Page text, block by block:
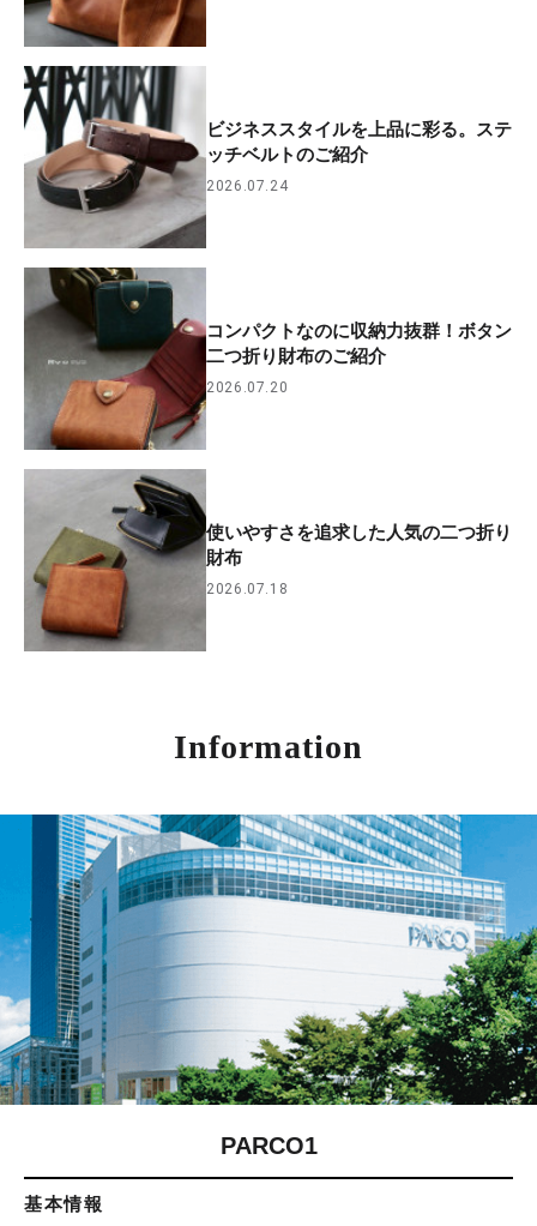
ビジネススタイルを上品に彩る。ステ
ッチベルトのご紹介
2026.07.24
コンパクトなのに収納力抜群！ボタン
二つ折り財布のご紹介
2026.07.20
使いやすさを追求した人気の二つ折り
財布
2026.07.18
Information
PARCO1
基本情報